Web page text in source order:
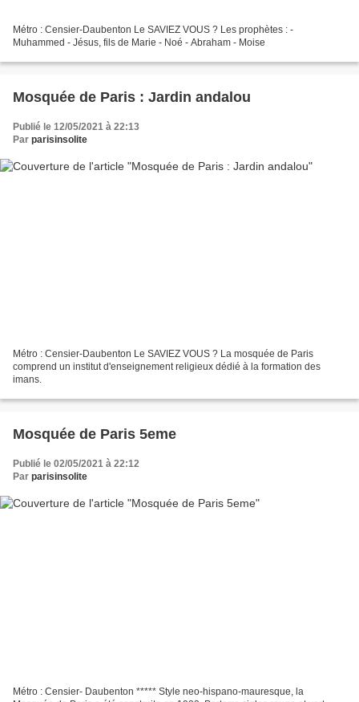
Métro : Censier-Daubenton Le SAVIEZ VOUS ? Les prophètes : -
Muhammed - Jésus, fils de Marie - Noé - Abraham - Moise
Mosquée de Paris : Jardin andalou
Publié le 12/05/2021 à 22:13
Par parisinsolite
Métro : Censier-Daubenton Le SAVIEZ VOUS ? La mosquée de Paris
comprend un institut d'enseignement religieux dédié à la formation des
imans.
Mosquée de Paris 5eme
Publié le 02/05/2021 à 22:12
Par parisinsolite
Métro : Censier- Daubenton ***** Style neo-hispano-mauresque, la